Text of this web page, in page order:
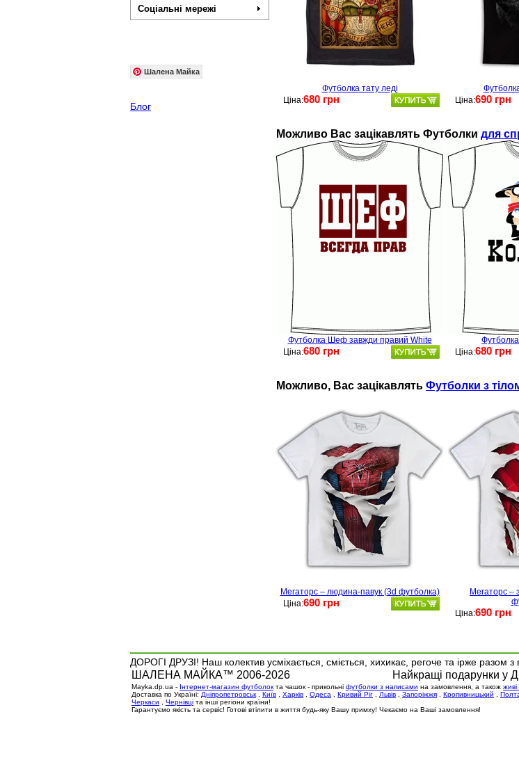
Соціальні мережі
Шалена Майка
Блог
Футболка тату леді
Ціна:680 грн
Ціна:690 грн
Можливо Ваc зацікавлять Футболки для
Футболка Шеф завжди правий White
Ціна:680 грн
Ціна:680 грн
Можливо, Ваc зацікавлять Футболки з
Мегаторс – людина-павук (3d футболка)
Ціна:690 грн
Мегаторс –
Ціна:690 грн
ДОРОГІ ДРУЗІ! Наш колектив усміхається, сміється, хихикає, регоче та ірже разом
ШАЛЕНА МАЙКА™ 2006-2026 Найкращі подарунки у
Mayka.dp.ua - Інтернет-магазин футболок та чашок - прикольні футболки з написами на замовлення, а також
Доставка по Україні: Дніпропетровськ Київ Харків Одеса Кривий Ріг Львів Запоріжжя Кропивницький
Черкаси
Чернівці та інші регіони країни!
Гарантуємо якість та сервіс! Готові втілити в життя будь-яку Вашу примху! Чекаємо на Ваші замовлення!